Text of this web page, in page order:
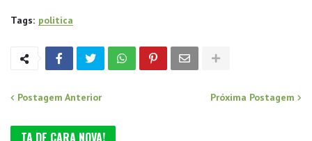
Tags: politica
Postagem Anterior Próxima Postagem